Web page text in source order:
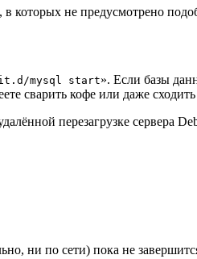
которых не предусмотрено
mysql start». Если базы
сварить кофе или даже сходить
перезагрузке сервера
ни по сети) пока не